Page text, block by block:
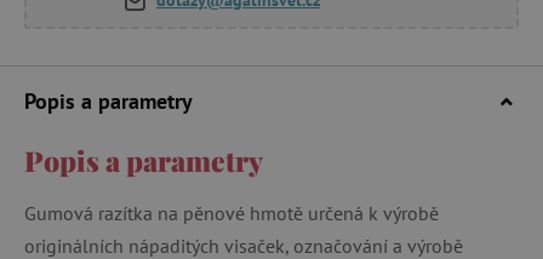
Popis a parametry
Popis a parametry
Gumová razítka na pěnové hmotě určená k výrobě
originálních nápaditých visaček, označování a výrobě